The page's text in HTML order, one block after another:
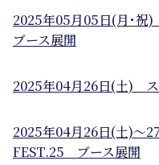
2025年05月05日(月･
ブース展開
2025年04月26日(土)
2025年04月26日(土)～
FEST.25 ブース展開